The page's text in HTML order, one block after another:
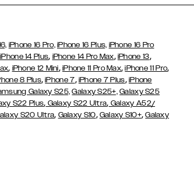
iPhone 16 Pro, iPhone 16 Plus, iPhone 16 Pro
iPhone 14 Plus, iPhone 14 Pro Max, iPhone 13,
, iPhone 12 Mini, iPhone 11 Pro Max,iPhone 11 Pro,
8 Plus,iPhone 7, iPhone 7 Plus, iPhone
Galaxy S25, Galaxy S25+, Galaxy S25
S22 Plus, Galaxy S22 Ultra, Galaxy A52/
S20 Ultra, Galaxy S10, Galaxy S10+,Galaxy